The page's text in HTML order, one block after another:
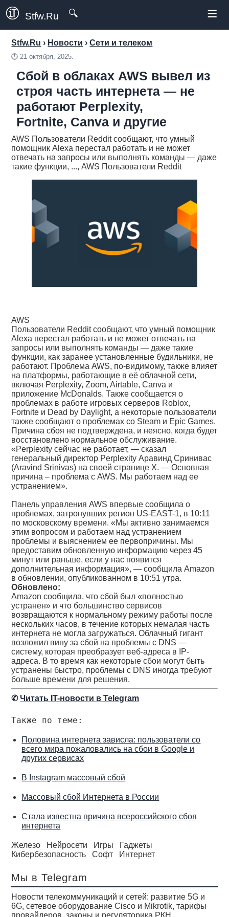
Stfw.Ru 🔍 ≡
Stfw.Ru › Новости ›Сети и телеком
🕛21 октября, 2025.
Сбой в облаках AWS вывел из
строя часть интернета — не
работают Perplexity,
Fortnite, Canva и другие
AWS Пользователи Reddit сообщают, что умный
помощник Alexa перестал работать и не может
отвечать на запросы или выполнять команды — даже
такие функции, ..., AWS Пользователи Reddit
AWS
Пользователи Reddit сообщают, что умный помощник
Alexa перестал работать и не может отвечать на
запросы или выполнять команды — даже такие
функции, как заранее установленные будильники, не
работают. Проблема AWS, по-видимому, также влияет
на платформы, работающие в её облачной сети,
включая Perplexity, Zoom, Airtable, Canva и
приложение McDonalds. Также сообщается о
проблемах в работе игровых серверов Roblox,
Fortnite и Dead by Daylight, а некоторые пользователи
также сообщают о проблемах со Steam и Epic Games.
Причина сбоя не подтверждена, и неясно, когда будет
восстановлено нормальное обслуживание.
«Perplexity сейчас не работает, — сказал
генеральный директор Perplexity Аравинд Сринивас
(Aravind Srinivas) на своей странице X. — Основная
причина – проблема с AWS. Мы работаем над ее
устранением».
Панель управления AWS впервые сообщила о
проблемах, затронувших регион US-EAST-1, в 10:11
по московскому времени. «Мы активно занимаемся
этим вопросом и работаем над устранением
проблемы и выяснением ее первопричины. Мы
предоставим обновленную информацию через 45
минут или раньше, если у нас появится
дополнительная информация», — сообщила Amazon
в обновлении, опубликованном в 10:51 утра.
Обновлено:
Amazon сообщила, что сбой был «полностью
устранен» и что большинство сервисов
возвращаются к нормальному режиму работы после
нескольких часов, в течение которых немалая часть
интернета не могла загружаться. Облачный гигант
возложил вину за сбой на проблемы с DNS —
систему, которая преобразует веб-адреса в IP-
адреса. В то время как некоторые сбои могут быть
устранены быстро, проблемы с DNS иногда требуют
больше времени для решения.
✆Читать IT-новости в Telegram
Также по теме:
Половина интернета зависла: пользователи со
всего мира пожаловались на сбои в Google и
других сервисах
В Instagram массовый сбой
Массовый сбой Интернета в России
Стала известна причина всероссийского сбоя
интернета
Железо Нейросети Игры
Гаджеты
Кибербезопасность
Софт Интернет
Мы в Telegram
Новости телекоммуникаций и сетей: развитие 5G и
6G, сетевое оборудование Cisco и Mikrotik, тарифы